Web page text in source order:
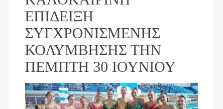
ΕΠΊΔΕΙΞΗ
ΣΥΓΧΡΟΝΙΣΜΈΝΗΣ
ΚΟΛΎΜΒΗΣΗΣ ΤΗΝ
ΠΈΜΠΤΗ 30 ΙΟΥΝΊΟΥ